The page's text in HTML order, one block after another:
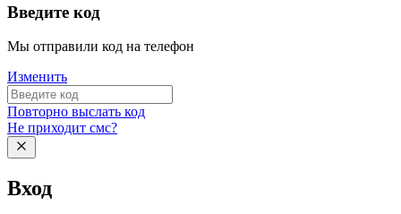
Введите код
Мы отправили код на телефон
Изменить
Повторно выслать код
Не приходит смс?
Вход